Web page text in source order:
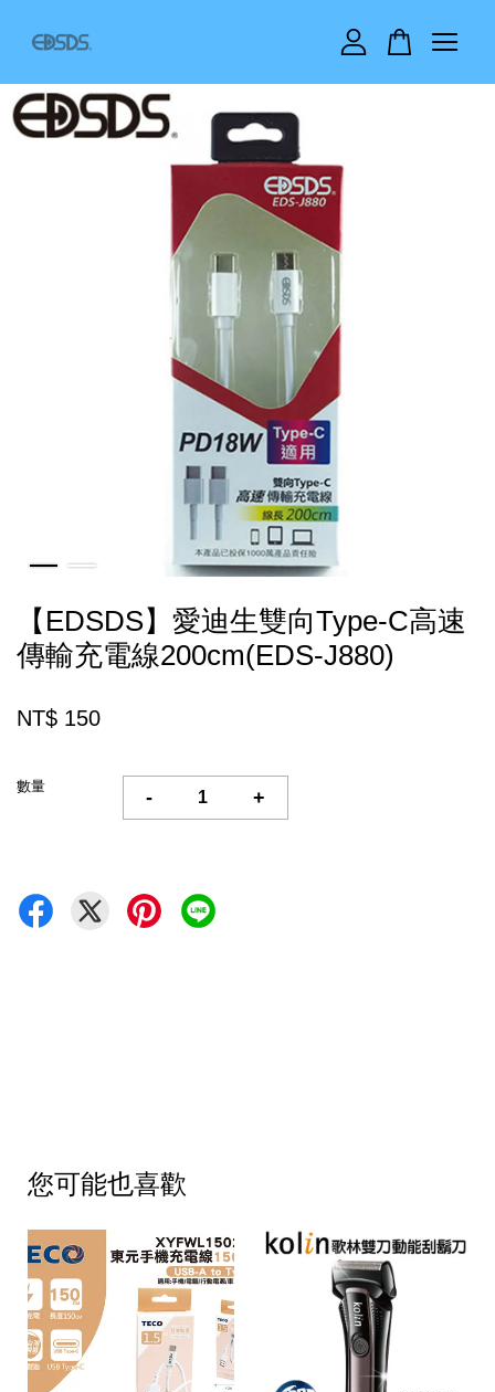
【EDSDS】愛迪生雙向Type-C高速
傳輸充電線200cm(EDS-J880)
NT$ 150
數量
- +
您可能也喜歡
您的購物車目前還是空的。
繼續購物